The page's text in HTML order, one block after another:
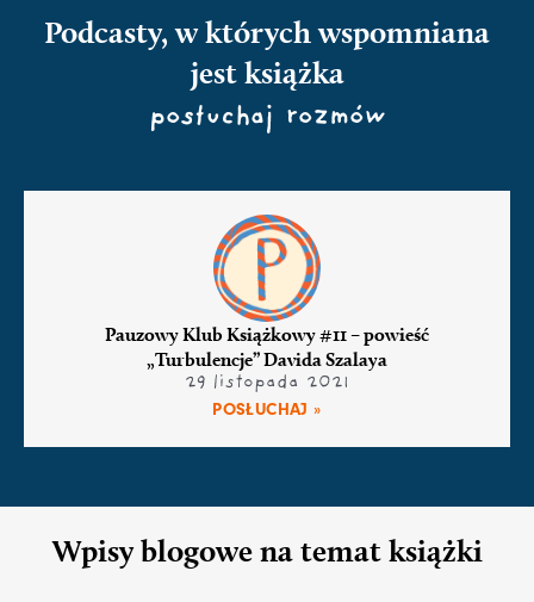
Podcasty, w których wspomniana
jest książka
posłuchaj rozmów
Pauzowy Klub Książkowy #11 – powieść
„Turbulencje” Davida Szalaya
29 listopada 2021
POSŁUCHAJ »
Wpisy blogowe na temat książki